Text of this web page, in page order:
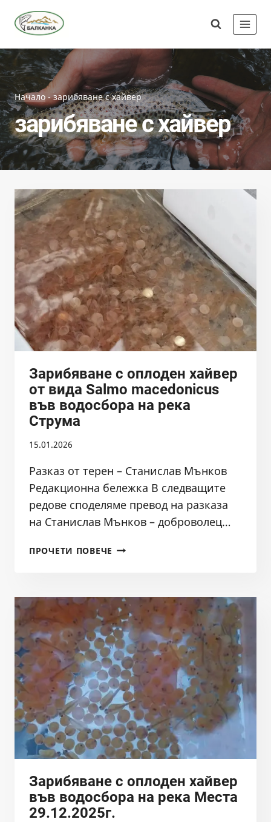
Начало-зарибяване с хайвер
зарибяване с хайвер
Зарибяване с оплоден хайвер
от вида Salmo macedonicus
във водосбора на река
Струма
15.01.2026
Разказ от терен – Станислав Мънков
Редакционна бележка В следващите
редове споделяме превод на разказа
на Станислав Мънков – доброволец…
ПРОЧЕТИ ПОВЕЧЕ ЗАРИБЯВАНЕ
ОТ
ВИДА
SALMO
MACEDONICUS
ВЪВ
ВОДОСБОРА
НА
РЕКА
СТРУМА
Зарибяване с оплоден хайвер
във водосбора на река Места
29.12.2025г.